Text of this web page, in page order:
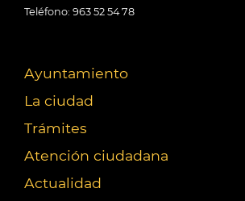
Teléfono: 963 52 54 78
Ayuntamiento
La ciudad
Trámites
Atención ciudadana
Actualidad